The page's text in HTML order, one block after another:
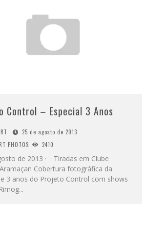
Control – Especial 3 Anos
25 de agosto de 2013
PHOTOS
2410
de 2013 · · Tiradas em Clube
Cobertura fotográfica da
3 anos do Projeto Control com shows
...